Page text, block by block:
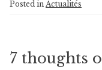
Posted in Actualités
7 thoughts